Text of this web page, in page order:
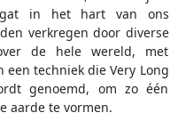
in het hart van ons
verkregen door diverse
de hele wereld, met
techniek die Very Long
genoemd, om zo één
aarde te vormen.